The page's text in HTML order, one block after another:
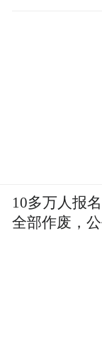
10多万人报
全部作废，